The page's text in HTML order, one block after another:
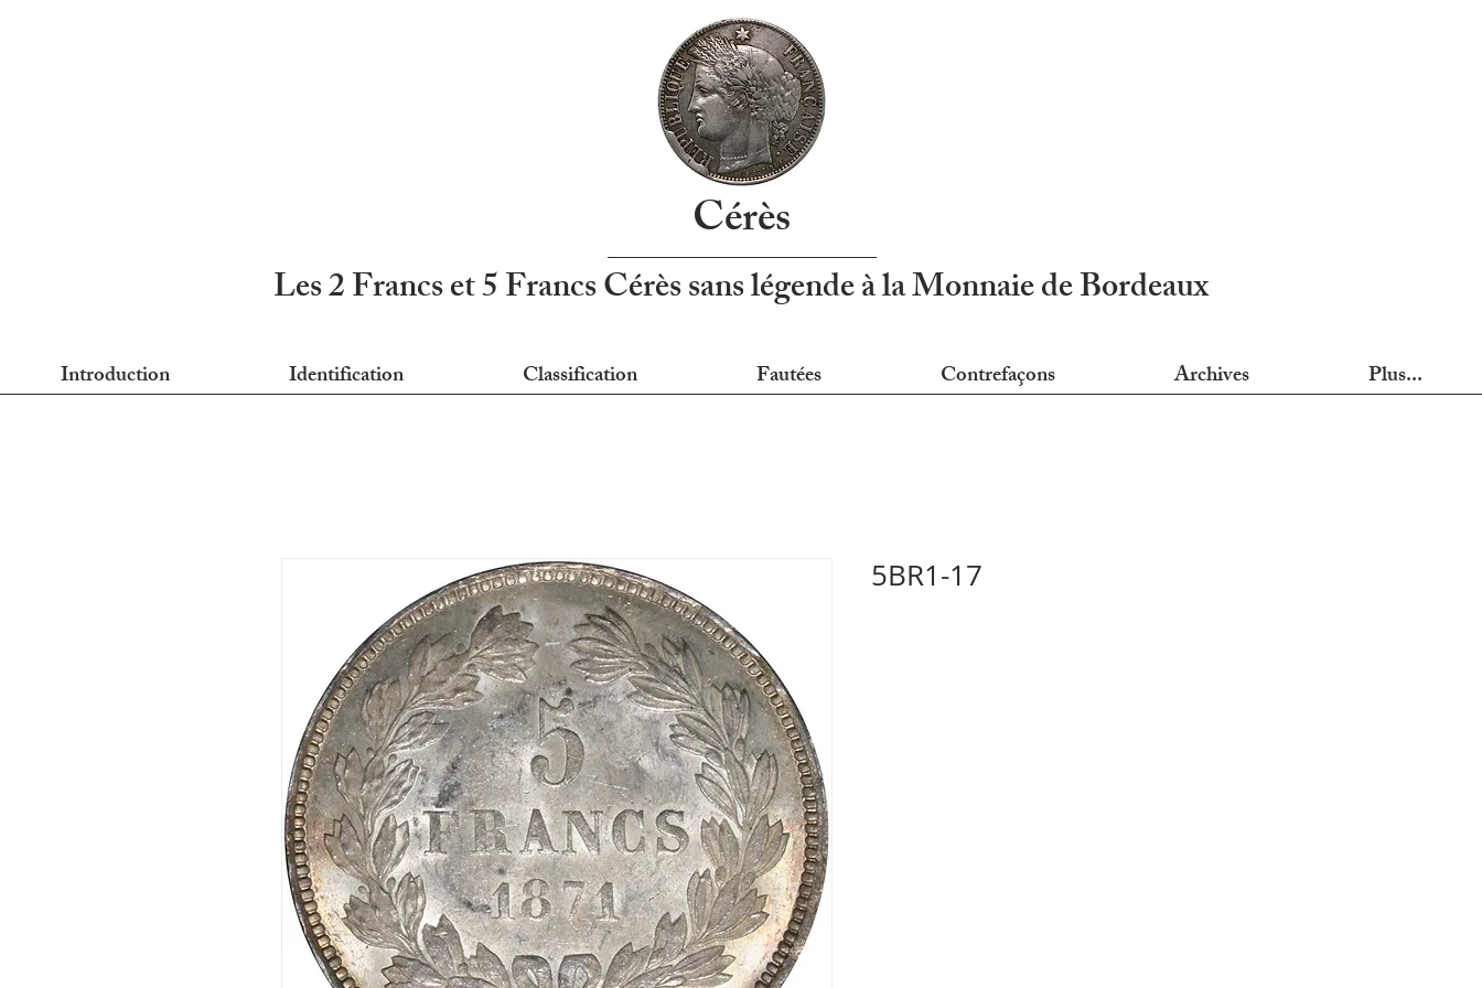
Cérès
Les 2 Francs et 5 Francs Cérès sans légende à la Monnaie de Bordeaux
Introduction Identification Classification Fautées Contrefaçons Archives Plus...
5BR1-17